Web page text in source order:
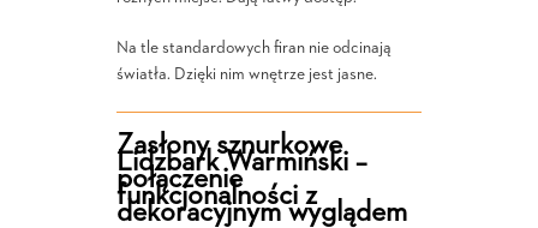
Na tle standardowych firan nie odcinają
światła. Dzięki nim wnętrze jest jasne.
Zasłony sznurkowe
Lidzbark Warmiński –
połączenie
funkcjonalności z
dekoracyjnym wyglądem